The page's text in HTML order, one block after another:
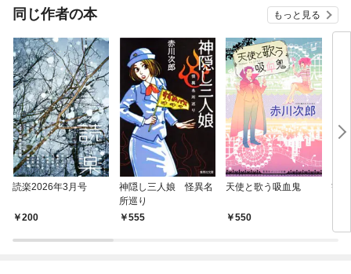
同じ作者の本 もっと見る
読楽2026年3月号
200
神隠し三人娘 怪異名
所巡り
555
天使と歌う吸血鬼
550
観